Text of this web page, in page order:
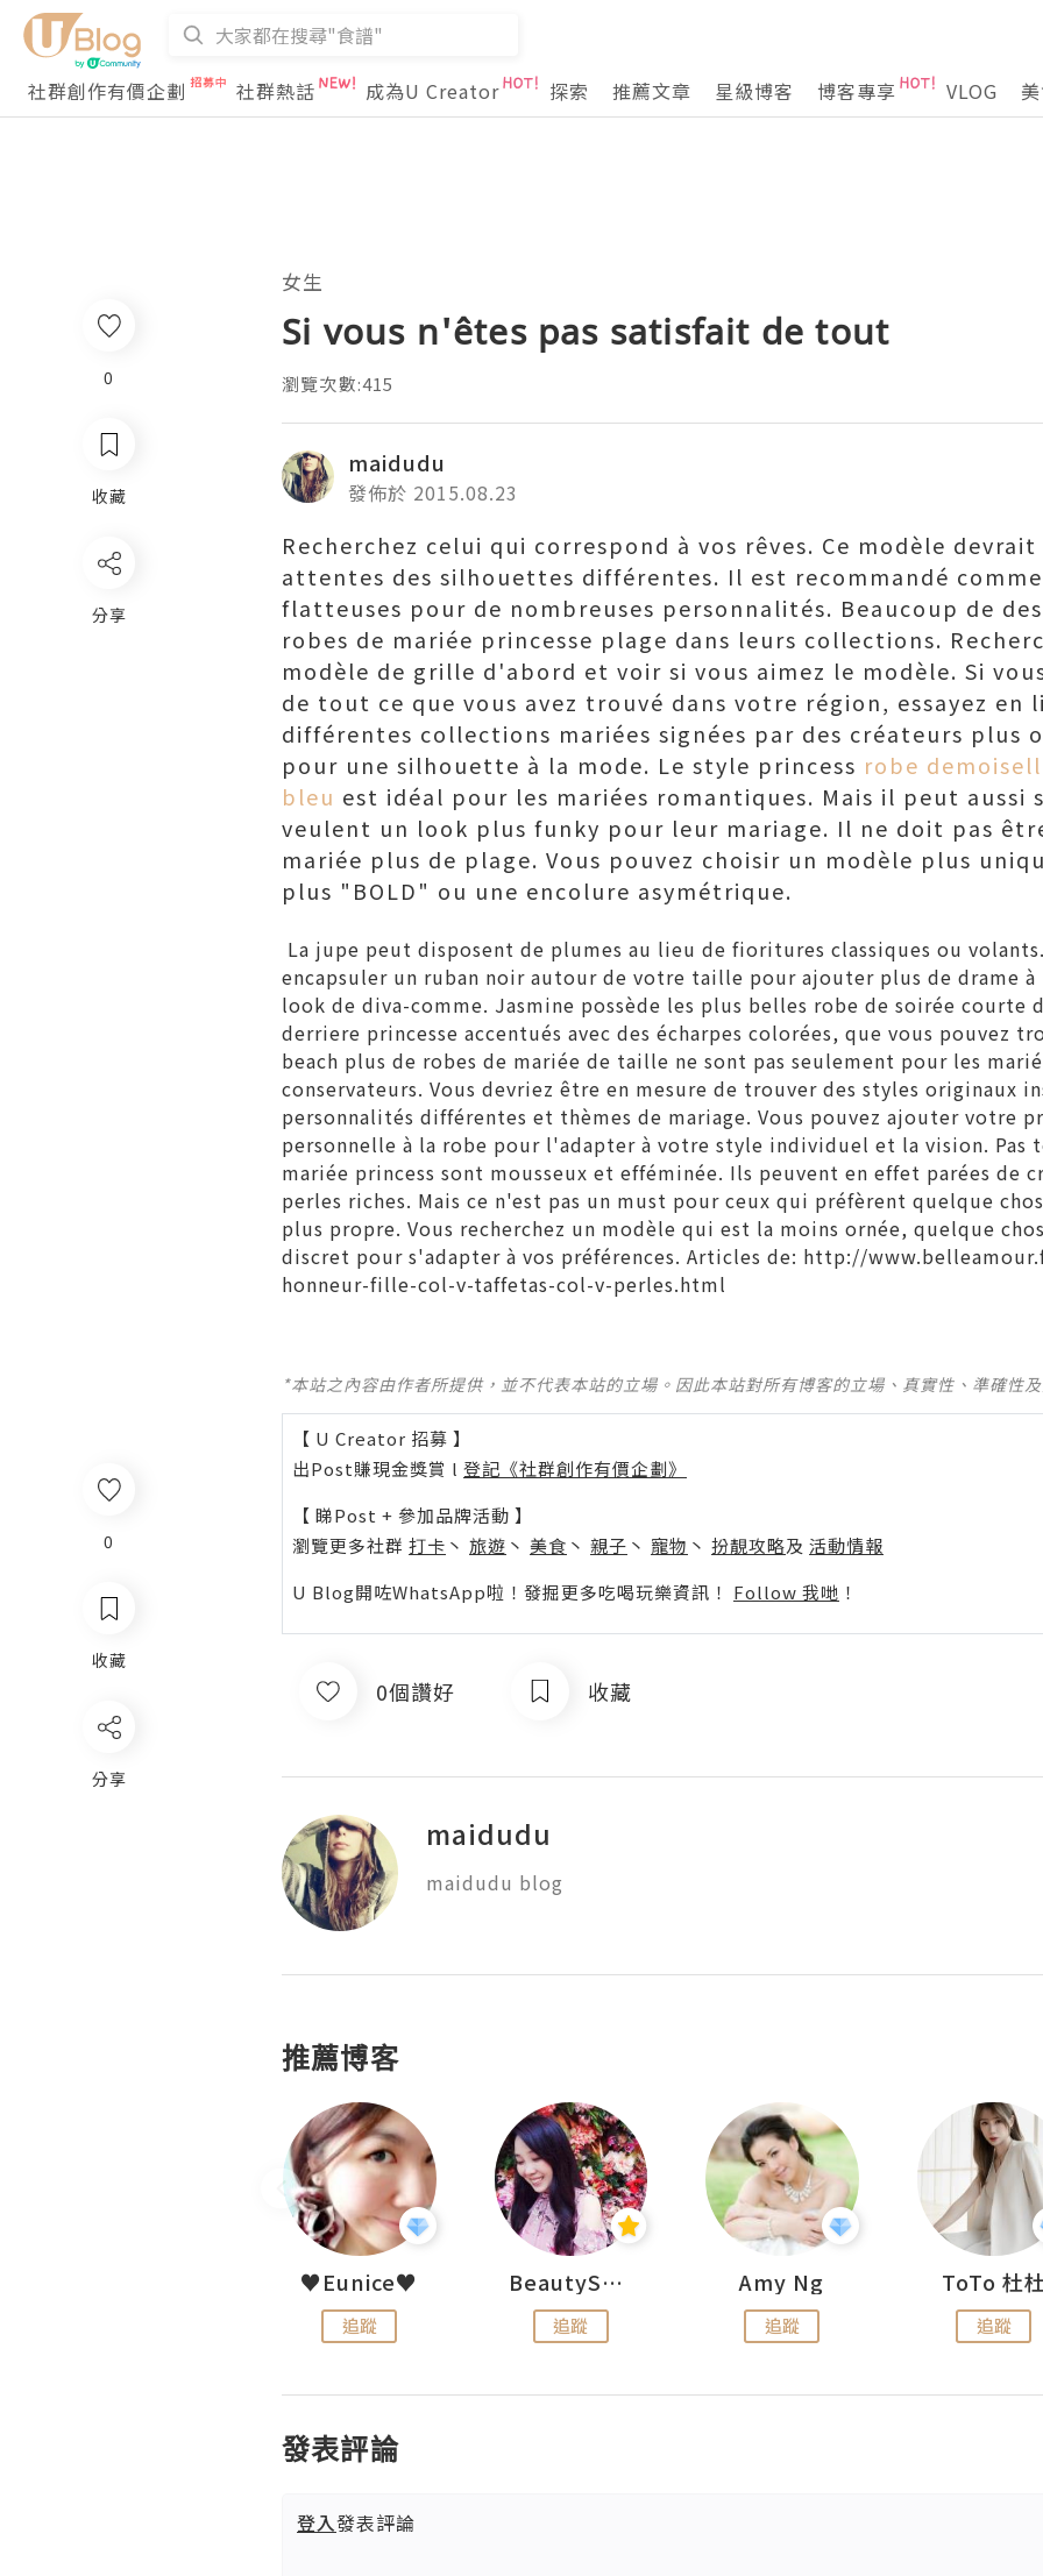
社群創作有價企劃 社群熱話 成為U Creator 探索 推薦文章 星級博客 博客專享 VLOG
0
收藏
分享
女生
Si vous n'êtes pas satisfait de tout
瀏覽次數:415
maidudu
發佈於 2015.08.23
Recherchez celui qui correspond à vos rêves. Ce modèle
attentes des silhouettes différentes. Il est recommandé
flatteuses pour de nombreuses personnalités. Beaucoup de
robes de mariée princesse plage dans leurs collections.
modèle de grille d'abord et voir si vous aimez le modèle. Si
de tout ce que vous avez trouvé dans votre région, essayez en
différentes collections mariées signées par des créateurs plus
pour une silhouette à la mode. Le style princess robe
bleu est idéal pour les mariées romantiques. Mais il peut aussi
veulent un look plus funky pour leur mariage. Il ne doit pas
mariée plus de plage. Vous pouvez choisir un modèle plus
plus "BOLD" ou une encolure asymétrique.
La jupe peut disposent de plumes au lieu de fioritures classiques ou
encapsuler un ruban noir autour de votre taille pour ajouter plus de drame
look de diva-comme. Jasmine possède les plus belles robe de soirée courte
derriere princesse accentués avec des écharpes colorées, que vous pouvez
beach plus de robes de mariée de taille ne sont pas seulement pour les
conservateurs. Vous devriez être en mesure de trouver des styles originaux
personnalités différentes et thèmes de mariage. Vous pouvez ajouter votre
personnelle à la robe pour l'adapter à votre style individuel et la vision. Pas
mariée princess sont mousseux et efféminée. Ils peuvent en effet parées de
perles riches. Mais ce n'est pas un must pour ceux qui préfèrent quelque
plus propre. Vous recherchez un modèle qui est la moins ornée, quelque
discret pour s'adapter à vos préférences. Articles de: http://
honneur-fille-col-v-taffetas-col-v-perles.html
*本站之內容由作者所提供，並不代表本站的立場。因此本站對所有博客的立場、真實性、準確性
【 U Creator 招募 】
出Post賺現金獎賞 l 登記《社群創作有價企劃》
【 睇Post + 參加品牌活動 】
瀏覽更多社群 打卡 丶 旅遊 丶 美食 丶 親子 丶 寵物 丶 扮靚攻略及 活動情報
U Blog開咗WhatsApp啦！發掘更多吃喝玩樂資訊！ Follow 我哋 ！
0個讚好 收藏
maidudu
maidudu blog
推薦博客
♥Eunice♥
追蹤
BeautySearch
追蹤
Amy Ng
追蹤
ToTo 杜
追蹤
發表評論
登入發表評論
0
收藏
分享